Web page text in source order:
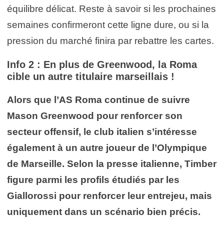
équilibre délicat. Reste à savoir si les prochaines
semaines confirmeront cette ligne dure, ou si la
pression du marché finira par rebattre les cartes.
Info 2 : En plus de Greenwood, la Roma
cible un autre titulaire marseillais !
Alors que l’AS Roma continue de suivre
Mason Greenwood pour renforcer son
secteur offensif, le club italien s’intéresse
également à un autre joueur de l’Olympique
de Marseille. Selon la presse italienne, Timber
figure parmi les profils étudiés par les
Giallorossi pour renforcer leur entrejeu, mais
uniquement dans un scénario bien précis.